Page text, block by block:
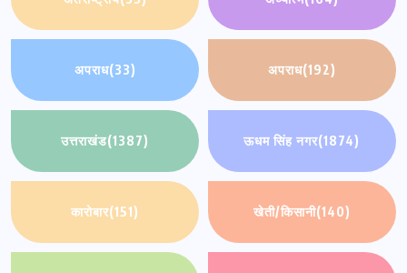
अपराध(33) अपराध(192)
उत्तराखंड(1387) ऊधम सिंह नगर(1874)
कारोबार(151) खेती/किसानी(140)